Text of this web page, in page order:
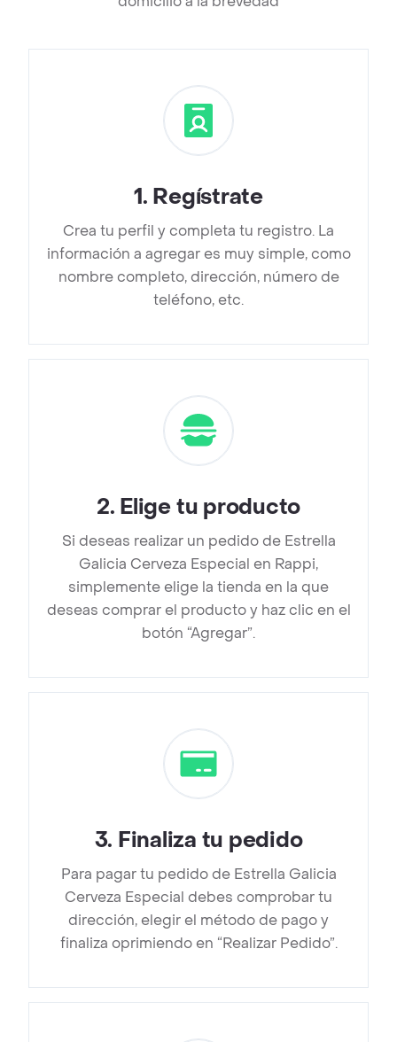
1. Regístrate
Crea tu perfil y completa tu registro. La
información a agregar es muy simple, como
nombre completo, dirección, número de
teléfono, etc.
2. Elige tu producto
Si deseas realizar un pedido de Estrella
Galicia Cerveza Especial en Rappi,
simplemente elige la tienda en la que
deseas comprar el producto y haz clic en el
botón “Agregar”.
3. Finaliza tu pedido
Para pagar tu pedido de Estrella Galicia
Cerveza Especial debes comprobar tu
dirección, elegir el método de pago y
finaliza oprimiendo en “Realizar Pedido”.